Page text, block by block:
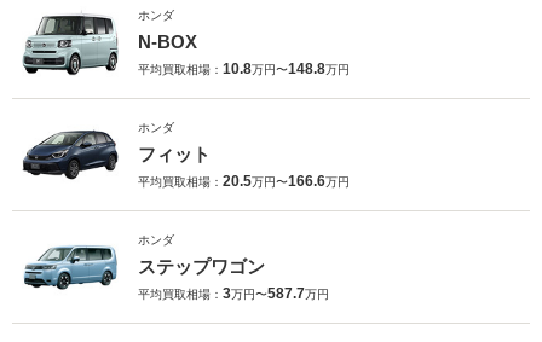
ホンダ
N-BOX
平均買取相場： 10.8万円〜148.8万円
ホンダ
フィット
平均買取相場： 20.5万円〜166.6万円
ホンダ
ステップワゴン
平均買取相場： 3万円〜587.7万円